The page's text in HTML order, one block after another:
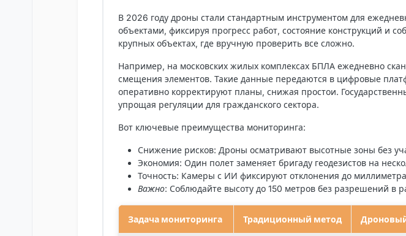
В 2026 году дроны стали стандартным инструментом для
объектами, фиксируя прогресс работ, состояние конструкций и
крупных объектах, где вручную проверить все сложно.
Например, на московских жилых комплексах БПЛА ежедневно
смещения элементов. Такие данные передаются в цифровые
оперативно корректируют планы, снижая простои.
упрощая регуляции для гражданского сектора.
Вот ключевые преимущества мониторинга:
Снижение рисков: Дроны осматривают высотные зоны без
Экономия: Один полет заменяет бригаду геодезистов на
Точность: Камеры с ИИ фиксируют отклонения до
Важно: Соблюдайте высоту до 150 метров без разрешений в
Задача мониторинга Традиционный метод